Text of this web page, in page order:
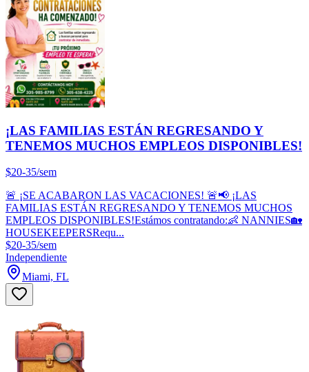
¡LAS FAMILIAS ESTÁN REGRESANDO Y
TENEMOS MUCHOS EMPLEOS DISPONIBLES!
$20-35/sem
🚨 ¡SE ACABARON LAS VACACIONES! 🚨📢 ¡LAS
FAMILIAS ESTÁN REGRESANDO Y TENEMOS MUCHOS
EMPLEOS DISPONIBLES!Estámos contratando:👶 NANNIES🏡
HOUSEKEEPERSRequ...
$20-35/sem
Independiente
Miami, FL